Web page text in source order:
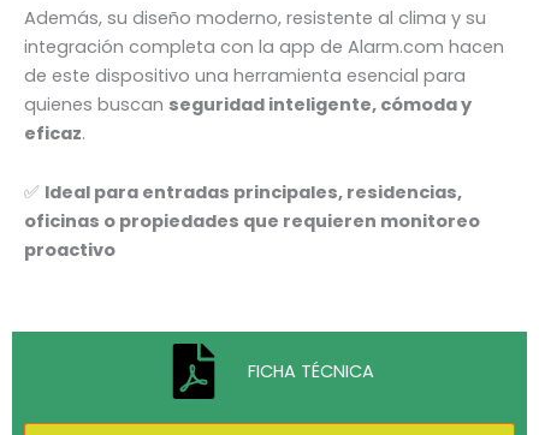
Además, su diseño moderno, resistente al clima y su
integración completa con la app de Alarm.com hacen
de este dispositivo una herramienta esencial para
quienes buscan seguridad inteligente, cómoda y
eficaz.
✅ Ideal para entradas principales, residencias,
oficinas o propiedades que requieren monitoreo
proactivo
FICHA TÉCNICA